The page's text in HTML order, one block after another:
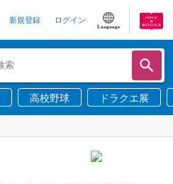
新規登録 ログイン
Language
高校野球 ドラクエ展